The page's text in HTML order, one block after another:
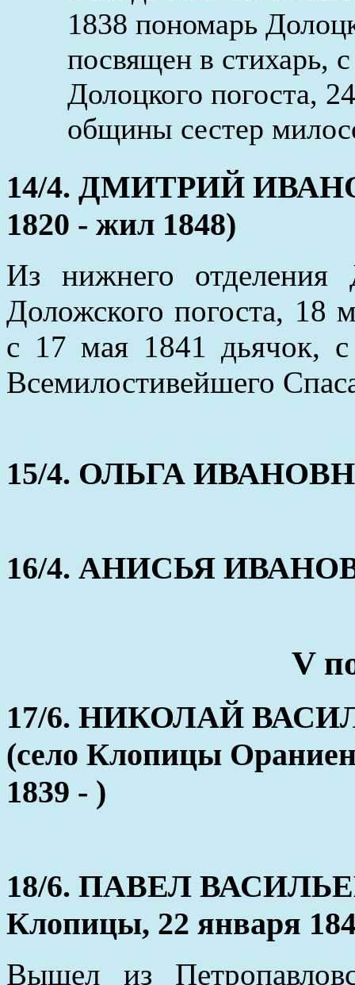
1838 пономарь
посвящен в стихарь,
Долоцкого погоста,
общины сестер
14/4. ДМИТРИЙ
1820 - жил 1848)
Из нижнего
Доложского погоста, 18
с 17 мая 1841 дьячок,
Всемилостивейшего
15/4. ОЛЬГА ИВАНОВНА
16/4. АНИСЬЯ
V
17/6. НИКОЛАЙ
(село Клопицы
1839 - )
18/6. ПАВЕЛ
Клопицы, 22 января
Вышел из